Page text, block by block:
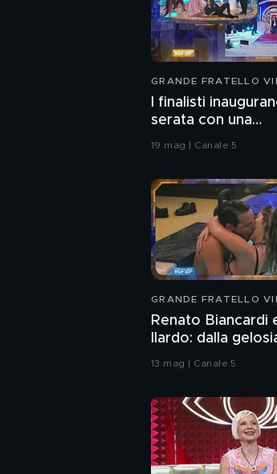
GRANDE FRATELLO
I finalisti
serata con una
coreografia
19 mag | Canale 5
GRANDE FRATELLO
Renato Biancardi
Ilardo: dalla
13 mag | Canale 5